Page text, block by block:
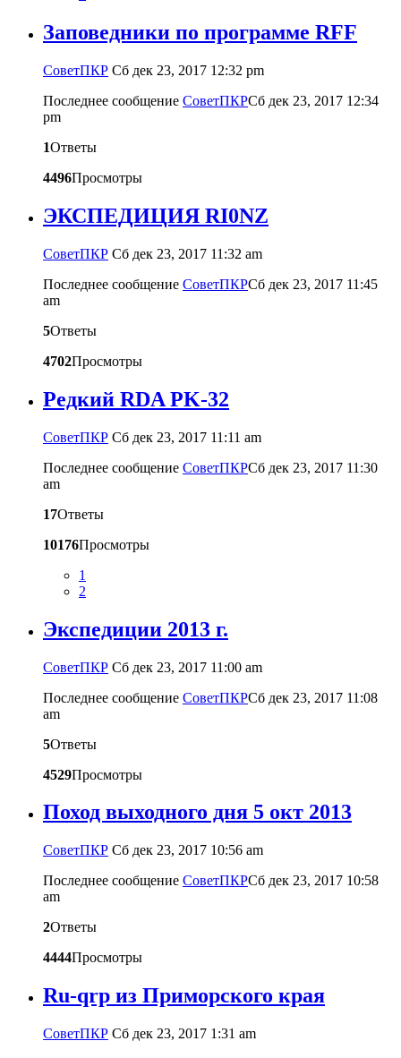
Заповедники по программе RFF
CоветПКР Сб дек 23, 2017 12:32 pm
Последнее сообщение CоветПКРСб дек 23, 2017 12:34
pm
1Ответы
4496Просмотры
ЭКСПЕДИЦИЯ RI0NZ
CоветПКР Сб дек 23, 2017 11:32 am
Последнее сообщение CоветПКРСб дек 23, 2017 11:45
am
5Ответы
4702Просмотры
Редкий RDA PK-32
CоветПКР Сб дек 23, 2017 11:11 am
Последнее сообщение CоветПКРСб дек 23, 2017 11:30
am
17Ответы
10176Просмотры
1
2
Экспедиции 2013 г.
CоветПКР Сб дек 23, 2017 11:00 am
Последнее сообщение CоветПКРСб дек 23, 2017 11:08
am
5Ответы
4529Просмотры
Поход выходного дня 5 окт 2013
CоветПКР Сб дек 23, 2017 10:56 am
Последнее сообщение CоветПКРСб дек 23, 2017 10:58
am
2Ответы
4444Просмотры
Ru-qrp из Приморского края
CоветПКР Сб дек 23, 2017 1:31 am